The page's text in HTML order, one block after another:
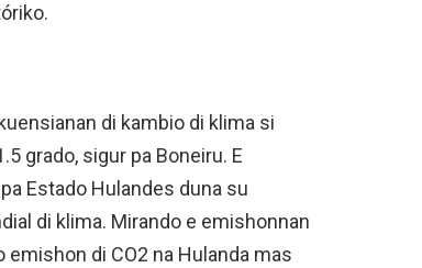
di kambio di klima si
grado, sigur pa Boneiru. E
Estado Hulandes duna su
di klima. Mirando e emishonnan
di CO2 na Hulanda mas